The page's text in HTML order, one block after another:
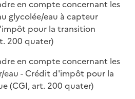
en compte concernant les
glycolée/eau à capteur
pour la transition
200 quater)
en compte concernant les
eau - Crédit d'impôt pour la
(CGI, art. 200 quater)